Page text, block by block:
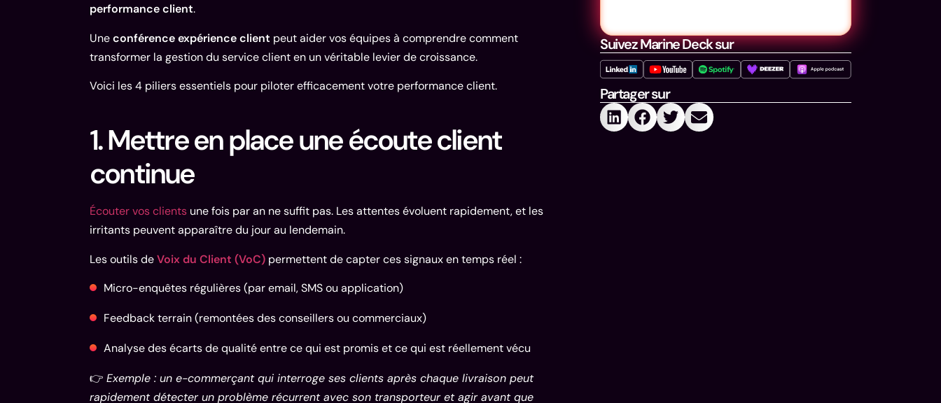
performance client.
Uneconférence expérience client peut aider vos équipes à comprendre comment
transformer la gestion du service client en un véritable levier de croissance.
Voici les 4 piliers essentiels pour piloter efficacement votre performance client.
1. Mettre en place une écoute client
continue
Écouter vos clients une fois par an ne suffit pas. Les attentes évoluent rapidement, et les
irritants peuvent apparaître du jour au lendemain.
Les outils deVoix du Client (VoC) permettent de capter ces signaux en temps réel :
Micro-enquêtes régulières (par email, SMS ou application)
Feedback terrain (remontées des conseillers ou commerciaux)
Analyse des écarts de qualité entre ce qui est promis et ce qui est réellement vécu
👉 Exemple : un e-commerçant qui interroge ses clients après chaque livraison peut
rapidement détecter un problème récurrent avec son transporteur et agir avant que
Suivez Marine Deck sur
Partager sur